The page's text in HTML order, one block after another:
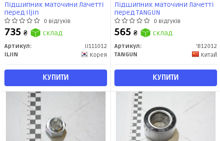
Підшипник маточини Лачетті
перед Iljin
0 відгуків
735 ₴ склад
Артикул:
IJ111012
ILJIN
Корея
КУПИТИ
Підшипник маточини Лачетті
перед TANGUN
0 відгуків
565 ₴ склад
Артикул:
'B12012
TANGUN
Китай
КУПИТИ